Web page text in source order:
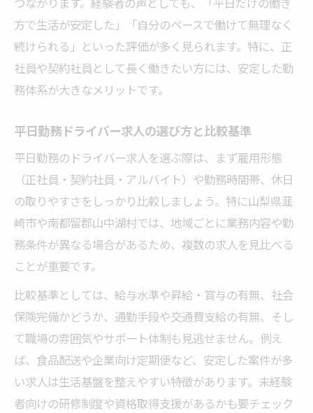
ドライバー最新求人の平日条件を比較しよ
う
ドライバーとして平日働くための注意点
地元で平日中心に働くドライバー求人の選び方
地元で見つける平日ドライバー求人の探し
求人比較で失敗しないドライバー選びのコ
ツ
平日中心ドライバー求人の絞り込み方法を
解説
人気やおすすめのドライバー求人をチェッ
ドライバー求人で平日重視する際の注意事
ドライバーの意味と働き方を知る求人ガイド
ドライバーとは何か求人視点でわかりやす
く解説
方で生活が安定した」「自分のペースで働けて無理なく
続けられる」といった評価が多く見られます。特に、正
社員や契約社員として長く働きたい方には、安定した勤
務体系が大きなメリットです。
平日勤務ドライバー求人の選び方と比較基準
平日勤務のドライバー求人を選ぶ際は、まず雇用形態
（正社員・契約社員・アルバイト）や勤務時間帯、休日
の取りやすさをしっかり比較しましょう。特に山梨県韮
崎市や南都留郡山中湖村では、地域ごとに業務内容や勤
務条件が異なる場合があるため、複数の求人を見比べる
ことが重要です。
比較基準としては、給与水準や昇給・賞与の有無、社会
保険完備かどうか、通勤手段や交通費支給の有無、そし
て職場の雰囲気やサポート体制も見逃せません。例え
ば、食品配送や企業向け定期便など、安定した案件が多
い求人は生活基盤を整えやすい特徴があります。未経験
者向けの研修制度や資格取得支援があるかも要チェック